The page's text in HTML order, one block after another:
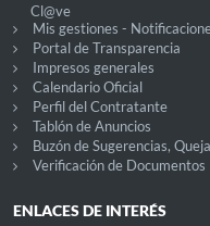
Cl@ve
Mis gestiones -
Portal de Transparencia
Impresos generales
Calendario Oficial
Perfil del Contratante
Tablón de Anuncios
Buzón de Sugerencias,
Verificación de Documentos
ENLACES DE INTERÉS